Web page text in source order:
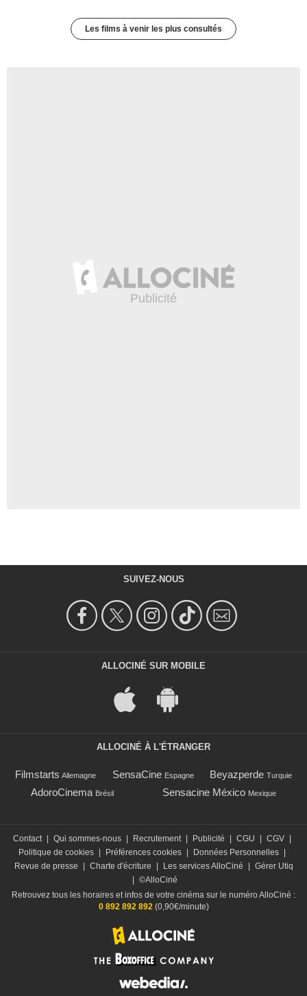
Les films à venir les plus consultés
SUIVEZ-NOUS
ALLOCINÉ SUR MOBILE
ALLOCINÉ À L'ÉTRANGER
Filmstarts Allemagne SensaCine Espagne Beyazperde Turquie
AdoroCinema Brésil Sensacine México Mexique
Contact | Qui sommes-nous | Recrutement | Publicité | CGU | CGV |
Politique de cookies | Préférences cookies | Données Personnelles |
Revue de presse
| Charte d'écriture | Les services AlloCiné | Gérer Utiq
| ©AlloCiné
Retrouvez tous les horaires et infos de votre cinéma sur le numéro AlloCiné :
0 892 892 892 (0,90€/minute)